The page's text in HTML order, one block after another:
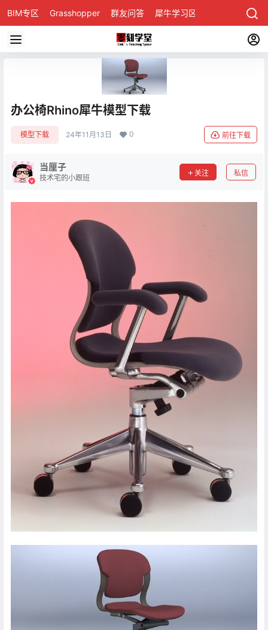
BIM专区 Grasshopper 群友问答 犀牛学习区
办公椅Rhino犀牛模型下载
模型下载 24年11月13日 0 前往下载
当厘子
技术宅的小跟班
关注 私信